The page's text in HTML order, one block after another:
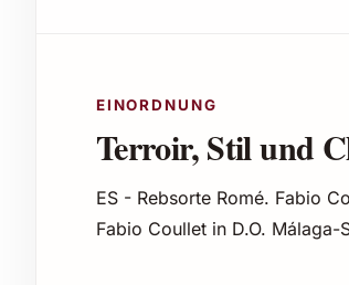
EINORDNUNG
Terroir, Stil und
ES - Rebsorte Romé. Fabio
Fabio Coullet in D.O.